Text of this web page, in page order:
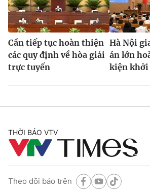
Cần tiếp tục hoàn thiện
các quy định về hòa giải
trực tuyến
Hà Nội
án lớn
kiện khởi
THỜI BÁO VTV
Theo dõi báo trên